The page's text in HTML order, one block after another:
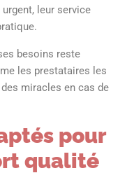
leur service
besoins reste
les prestataires les
miracles en cas de
pour
qualité